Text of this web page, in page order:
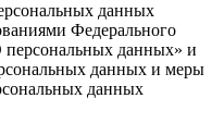
данных
Федерального
данных» и
данных и меры
данных